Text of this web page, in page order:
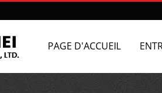
PAGE D'ACCUEIL